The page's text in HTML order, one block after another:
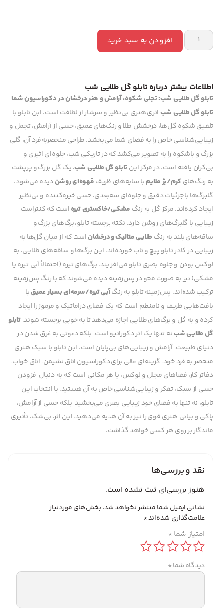
افزودن به سبد خرید
اطلاعات بیشتر درباره تابلو گل طلایی شب
تابلو گل طلایی شب: تجلی شکوه، آرامش و هنر درخشان در دکوراسیون شما
تابلو گل طلایی شب اثری هنری بی‌نظیر و سرشار از لطافت است. این تابلو با
تلفیق شکوه گل‌ها، درخشش طلا و رنگ‌های عمیق، حسی از آرامش، تجمل و
زیبایی‌شناسی خاص را به فضای شما می‌بخشد. طراحی منحصربه‌فرد آن، گلی
بزرگ و باشکوه را به تصویر می‌کشد که در تاریکی شب، جلوه‌ای اثیری و
بی‌کران یافته است.در مرکز اینتابلو گل طلایی شب، یک گل بزرگ و پرپشت
به رنگ‌های کرم/بژ ملایمبا سایه‌های ظریفقهوه‌ای روشن دیده می‌شود.
گلبرگ‌ها با جزئیات دقیق و جلوه‌ای سه‌بعدی، حسی خیره‌کننده و بی‌نظیر
ایجاد کرده‌اند. مرکز گل به رنگ مشکی/خاکستری تیرهاست که کنتراست
زیبایی با گلبرگ‌های روشن دارد. نکته برجسته تابلو، برگ‌های بزرگ و
ساقه‌های بلند به رنگ طلایی متالیک و درخشاناست که از میان گل‌ها به
زیبایی در کادر تابلو پیچ و تاب خورده‌اند. این برگ‌ها و ساقه‌های طلایی، به
لوکس بودن و جلوه بصری تابلو می‌افزایند. برگ‌های تیره (احتمالاً آبی تیره یا
مشکی) نیز به صورت محو در پس‌زمینه دیده می‌شوند که با رنگ پس‌زمینه
ترکیب شده‌اند. پس‌زمینه تابلو به رنگآبی تیره/سرمه‌ای بسیار عمیقبا
بافت‌هایی ظریف و نامنظم است که یک فضای دراماتیک و مرموز را ایجاد
کرده و به گل و برگ‌های طلایی اجازه می‌دهد تا به خوبی برجسته شوند.تابلو
گل طلایی شبنه تنها یک اثر دکوراتیو است، بلکه دعوتی به غرق شدن در
دنیای طبیعت، آرامش و زیبایی‌های بی‌پایان است. این تابلو با سبک هنری
منحصر به فرد خود، گزینه‌ای عالی برای دکوراسیون اتاق نشیمن، اتاق خواب،
دفاتر کار، فضاهای مجلل و لوکس، یا هر مکانی است که به دنبال افزودن
حسی از سبک، تفکر و زیبایی‌شناسی خاص به آن هستید.با انتخاب این
تابلو، نه تنها به فضای خود زیبایی بصری می‌بخشید، بلکه حسی از آرامش،
پاکی و بیانی هنری قوی را نیز به آن هدیه می‌دهید. این اثر، بی‌شک، تأثیری
ماندگار بر روی هر کسی خواهد گذاشت.
نقد و بررسی‌ها
هنوز بررسی‌ای ثبت نشده است.
نشانی ایمیل شما منتشر نخواهد شد. بخش‌های موردنیاز
علامت‌گذاری شده‌اند*
امتیاز شما *
دیدگاه شما*